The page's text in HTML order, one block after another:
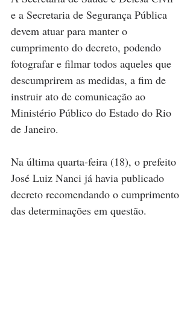
e a Secretaria de Segurança Pública
devem atuar para manter o
cumprimento do decreto, podendo
fotografar e filmar todos aqueles que
descumprirem as medidas, a fim de
instruir ato de comunicação ao
Ministério Público do Estado do Rio
de Janeiro.
Na última quarta-feira (18), o prefeito
José Luiz Nanci já havia publicado
decreto recomendando o cumprimento
das determinações em questão.